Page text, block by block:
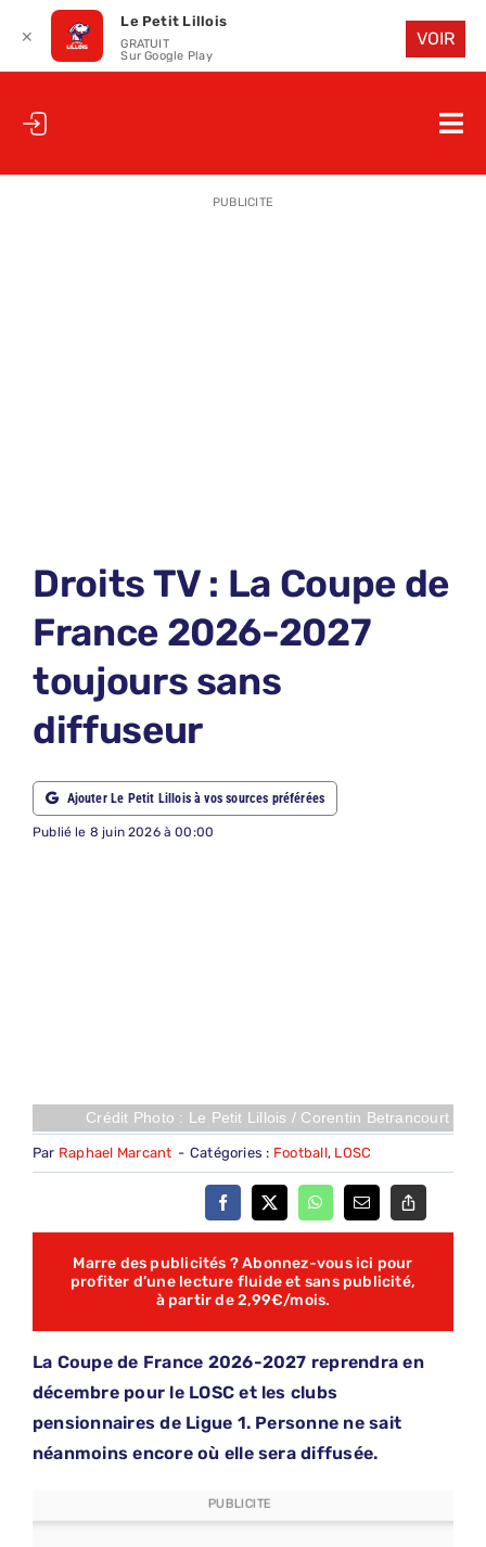
à
PUBLICITE
Droits TV : La Coupe de
France 2026-2027
toujours sans
diffuseur
Ajouter Le Petit Lillois à vos sources préférées
Publié le 8 juin 2026 à 00:00
Crédit Photo : Le Petit Lillois / Corentin Betrancourt
Par Raphael Marcant - Catégories : Football, LOSC
Marre des publicités ? Abonnez-vous ici pour
profiter d’une lecture fluide et sans publicité,
à partir de 2,99€/mois.
La Coupe de France 2026-2027 reprendra en
décembre pour le LOSC et les clubs
pensionnaires de Ligue 1. Personne ne sait
néanmoins encore où elle sera diffusée.
PUBLICITE
✕
Le Petit Lillois
GRATUIT
Sur Google Play
VOIR